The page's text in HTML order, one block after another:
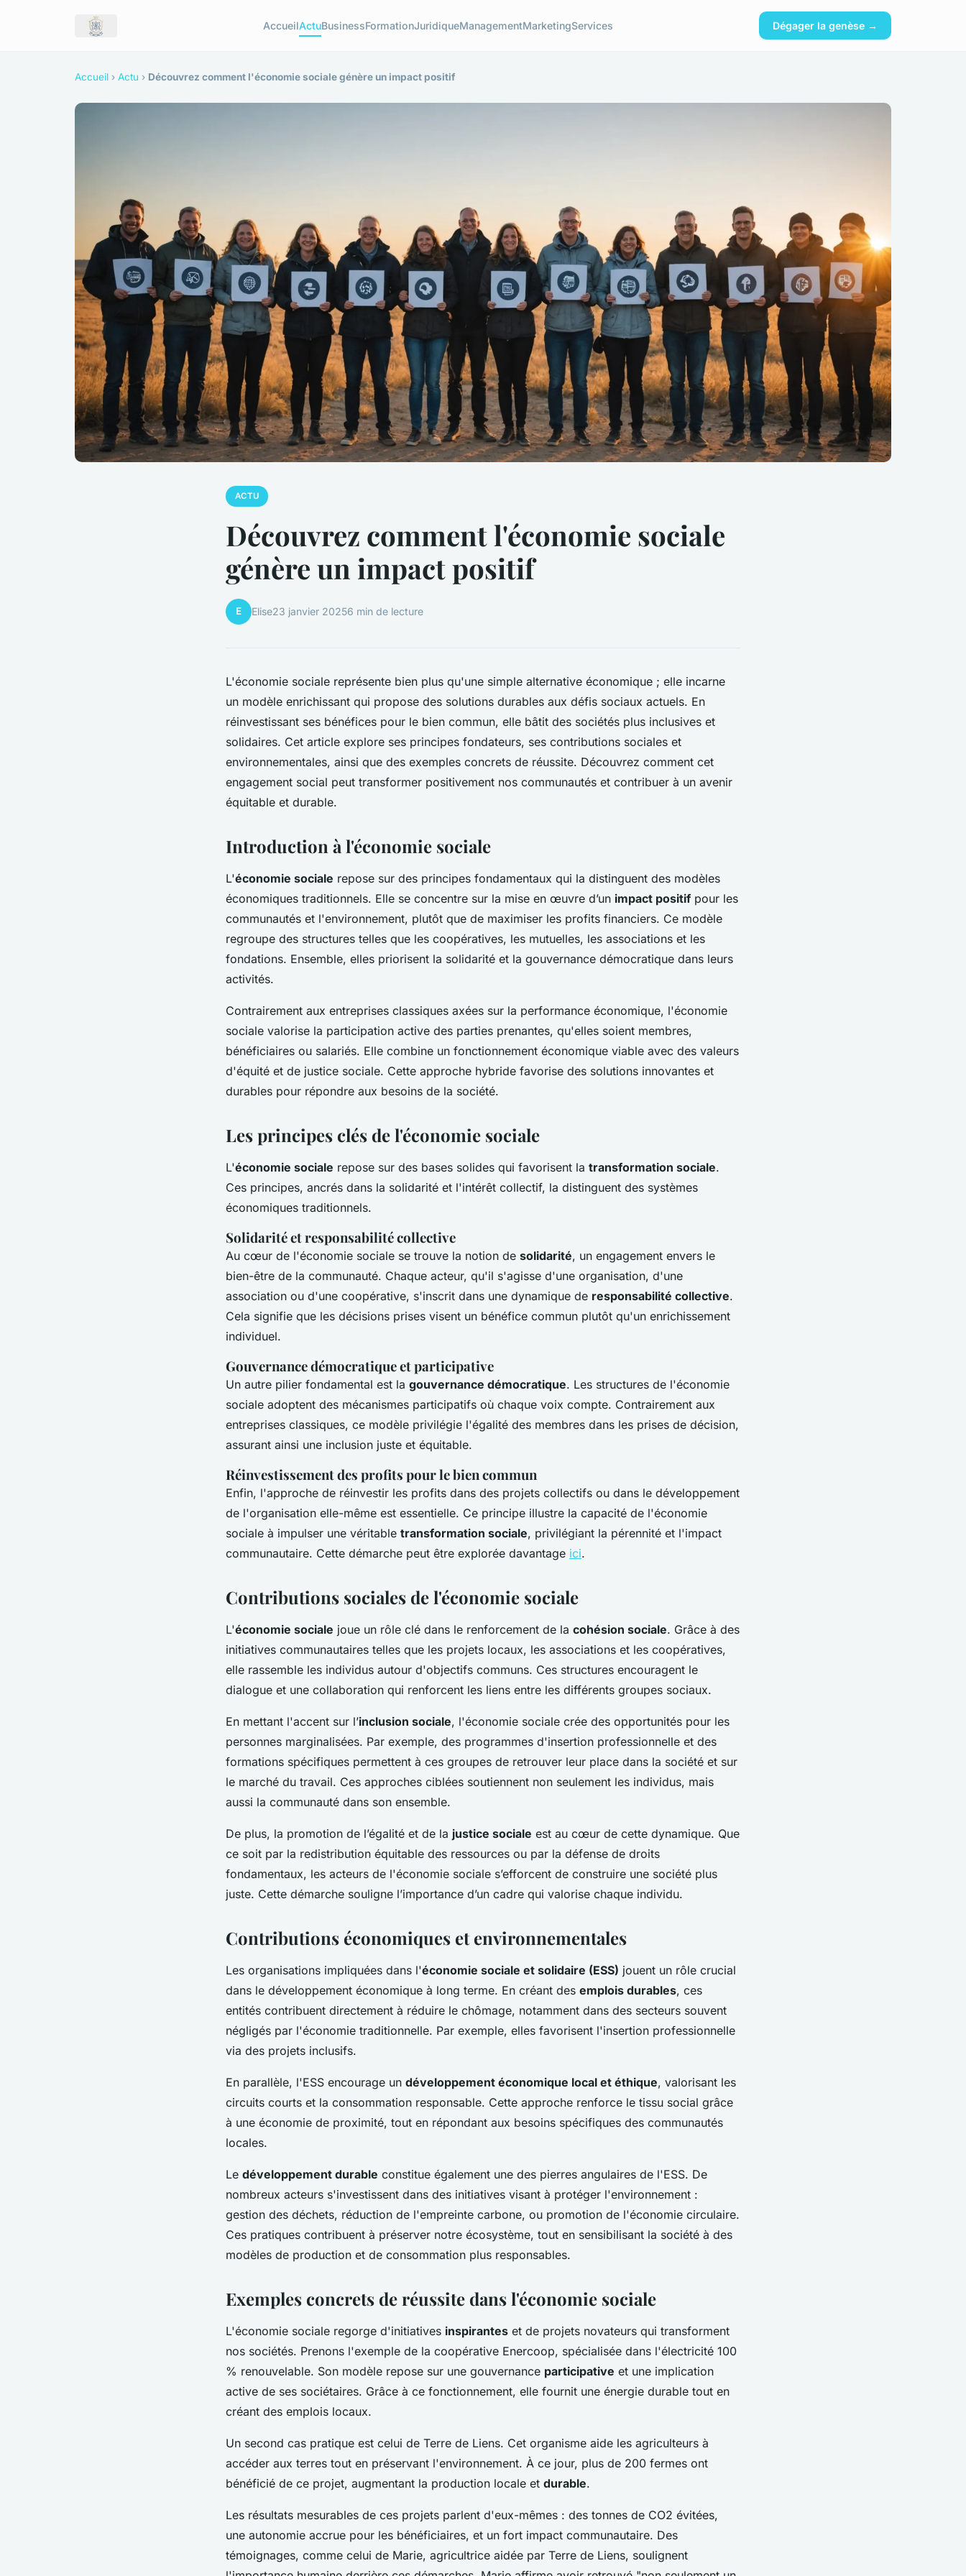
AccueilActuBusinessFormationJuridiqueManagementMarketingServices Dégager la genèse →
Accueil › Actu › Découvrez comment l'économie sociale génère un impact positif
ACTU
Découvrez comment l'économie sociale
génère un impact positif
E Elise23 janvier 20256 min de lecture
L'économie sociale représente bien plus qu'une simple alternative économique ; elle incarne
un modèle enrichissant qui propose des solutions durables aux défis sociaux actuels. En
réinvestissant ses bénéfices pour le bien commun, elle bâtit des sociétés plus inclusives et
solidaires. Cet article explore ses principes fondateurs, ses contributions sociales et
environnementales, ainsi que des exemples concrets de réussite. Découvrez comment cet
engagement social peut transformer positivement nos communautés et contribuer à un avenir
équitable et durable.
Introduction à l'économie sociale
L'économie sociale repose sur des principes fondamentaux qui la distinguent des modèles
économiques traditionnels. Elle se concentre sur la mise en œuvre d’un impact positif pour les
communautés et l'environnement, plutôt que de maximiser les profits financiers. Ce modèle
regroupe des structures telles que les coopératives, les mutuelles, les associations et les
fondations. Ensemble, elles priorisent la solidarité et la gouvernance démocratique dans leurs
activités.
Contrairement aux entreprises classiques axées sur la performance économique, l'économie
sociale valorise la participation active des parties prenantes, qu'elles soient membres,
bénéficiaires ou salariés. Elle combine un fonctionnement économique viable avec des valeurs
d'équité et de justice sociale. Cette approche hybride favorise des solutions innovantes et
durables pour répondre aux besoins de la société.
Les principes clés de l'économie sociale
L'économie sociale repose sur des bases solides qui favorisent la transformation sociale.
Ces principes, ancrés dans la solidarité et l'intérêt collectif, la distinguent des systèmes
économiques traditionnels.
Solidarité et responsabilité collective
Au cœur de l'économie sociale se trouve la notion de solidarité, un engagement envers le
bien-être de la communauté. Chaque acteur, qu'il s'agisse d'une organisation, d'une
association ou d'une coopérative, s'inscrit dans une dynamique de responsabilité collective.
Cela signifie que les décisions prises visent un bénéfice commun plutôt qu'un enrichissement
individuel.
Gouvernance démocratique et participative
Un autre pilier fondamental est la gouvernance démocratique. Les structures de l'économie
sociale adoptent des mécanismes participatifs où chaque voix compte. Contrairement aux
entreprises classiques, ce modèle privilégie l'égalité des membres dans les prises de décision,
assurant ainsi une inclusion juste et équitable.
Réinvestissement des profits pour le bien commun
Enfin, l'approche de réinvestir les profits dans des projets collectifs ou dans le développement
de l'organisation elle-même est essentielle. Ce principe illustre la capacité de l'économie
sociale à impulser une véritable transformation sociale, privilégiant la pérennité et l'impact
communautaire. Cette démarche peut être explorée davantage ici.
Contributions sociales de l'économie sociale
L'économie sociale joue un rôle clé dans le renforcement de la cohésion sociale. Grâce à des
initiatives communautaires telles que les projets locaux, les associations et les coopératives,
elle rassemble les individus autour d'objectifs communs. Ces structures encouragent le
dialogue et une collaboration qui renforcent les liens entre les différents groupes sociaux.
En mettant l'accent sur l’inclusion sociale, l'économie sociale crée des opportunités pour les
personnes marginalisées. Par exemple, des programmes d'insertion professionnelle et des
formations spécifiques permettent à ces groupes de retrouver leur place dans la société et sur
le marché du travail. Ces approches ciblées soutiennent non seulement les individus, mais
aussi la communauté dans son ensemble.
De plus, la promotion de l’égalité et de la justice sociale est au cœur de cette dynamique. Que
ce soit par la redistribution équitable des ressources ou par la défense de droits
fondamentaux, les acteurs de l'économie sociale s’efforcent de construire une société plus
juste. Cette démarche souligne l’importance d’un cadre qui valorise chaque individu.
Contributions économiques et environnementales
Les organisations impliquées dans l'économie sociale et solidaire (ESS) jouent un rôle crucial
dans le développement économique à long terme. En créant des emplois durables, ces
entités contribuent directement à réduire le chômage, notamment dans des secteurs souvent
négligés par l'économie traditionnelle. Par exemple, elles favorisent l'insertion professionnelle
via des projets inclusifs.
En parallèle, l'ESS encourage un développement économique local et éthique, valorisant les
circuits courts et la consommation responsable. Cette approche renforce le tissu social grâce
à une économie de proximité, tout en répondant aux besoins spécifiques des communautés
locales.
Le développement durable constitue également une des pierres angulaires de l'ESS. De
nombreux acteurs s'investissent dans des initiatives visant à protéger l'environnement :
gestion des déchets, réduction de l'empreinte carbone, ou promotion de l'économie circulaire.
Ces pratiques contribuent à préserver notre écosystème, tout en sensibilisant la société à des
modèles de production et de consommation plus responsables.
Exemples concrets de réussite dans l'économie sociale
L'économie sociale regorge d'initiatives inspirantes et de projets novateurs qui transforment
nos sociétés. Prenons l'exemple de la coopérative Enercoop, spécialisée dans l'électricité 100
% renouvelable. Son modèle repose sur une gouvernance participative et une implication
active de ses sociétaires. Grâce à ce fonctionnement, elle fournit une énergie durable tout en
créant des emplois locaux.
Un second cas pratique est celui de Terre de Liens. Cet organisme aide les agriculteurs à
accéder aux terres tout en préservant l'environnement. À ce jour, plus de 200 fermes ont
bénéficié de ce projet, augmentant la production locale et durable.
Les résultats mesurables de ces projets parlent d'eux-mêmes : des tonnes de CO2 évitées,
une autonomie accrue pour les bénéficiaires, et un fort impact communautaire. Des
témoignages, comme celui de Marie, agricultrice aidée par Terre de Liens, soulignent